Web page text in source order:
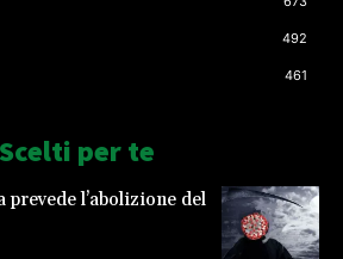
492
461
Scelti per te
l’abolizione del